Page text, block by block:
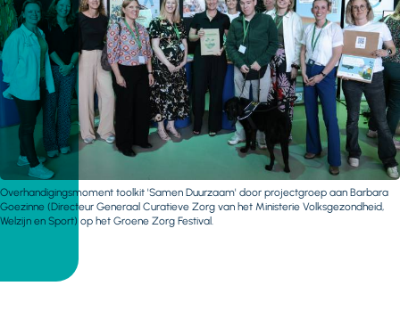
Overhandigingsmoment toolkit 'Samen Duurzaam' door projectgroep aan Barbara
Goezinne (Directeur Generaal Curatieve Zorg van het Ministerie Volksgezondheid,
Welzijn en Sport) op het Groene Zorg Festival.